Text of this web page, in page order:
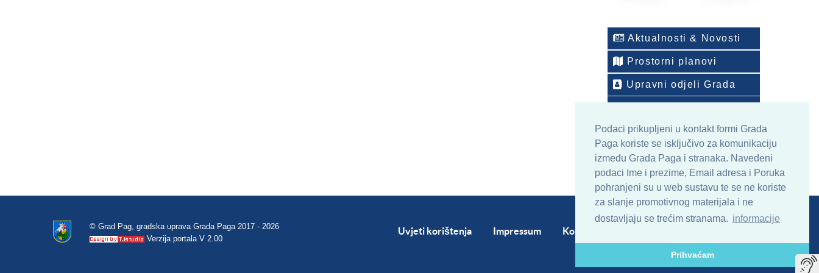
Podaci prikupljeni u kontakt formi Grada
Paga koriste se isključivo za komunikaciju
između Grada Paga i stranaka. Navedeni
podaci Ime i prezime, Email adresa i Poruka
pohranjeni su u web sustavu te se ne koriste
za slanje promotivnog materijala i ne
dostavljaju se trećim stranama. informacije
Prihvaćam
Aktualnosti & Novosti
Prostorni planovi
Upravni odjeli Grada
ONLINE arhiv sadržaja
© Grad Pag, gradska uprava Grada Paga 2017 - 2026
Verzija portala V 2.00
Uvjeti korištenja Impressum Kontakt